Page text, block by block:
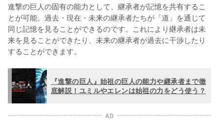
進撃の巨人の固有の能力として、継承者が記憶を共有するこ
とが可能。過去・現在・未来の継承者たちが「道」を通じて
同じ記憶を見ることができるのです。これにより継承者は未
来を見ることができたり、未来の継承者が過去に干渉したり
することができます。
『進撃の巨人』始祖の巨人の能力や継承者まで徹
底解説！ユミルやエレンは始祖の力をどう使う？
AD